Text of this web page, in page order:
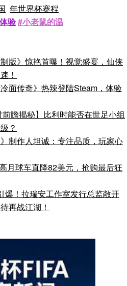
年世界杯赛程
验#小老鼠的温
版》惊艳首曝！视觉盛宴，仙侠
！
面传奇》热辣登陆Steam，体验
前瞻揭秘】比利时能否在世足小组
？
制作人坦诚：专注品质，玩家心
月球车直降82美元，抢购最后狂
爆！拉瑞安工作室发行总监敞开
再战江湖！